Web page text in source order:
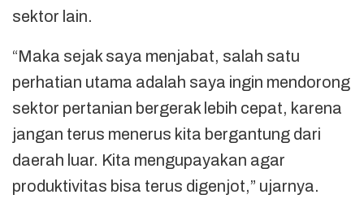
sektor lain.
“Maka sejak saya menjabat, salah satu
perhatian utama adalah saya ingin mendorong
sektor pertanian bergerak lebih cepat, karena
jangan terus menerus kita bergantung dari
daerah luar. Kita mengupayakan agar
produktivitas bisa terus digenjot,” ujarnya.